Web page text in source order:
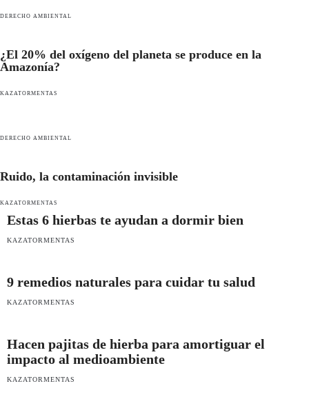
DERECHO AMBIENTAL
¿El 20% del oxígeno del planeta se produce en la
Amazonía?
KAZATORMENTAS
DERECHO AMBIENTAL
Ruido, la contaminación invisible
KAZATORMENTAS
Estas 6 hierbas te ayudan a dormir bien
KAZATORMENTAS
9 remedios naturales para cuidar tu salud
KAZATORMENTAS
Hacen pajitas de hierba para amortiguar el
impacto al medioambiente
KAZATORMENTAS